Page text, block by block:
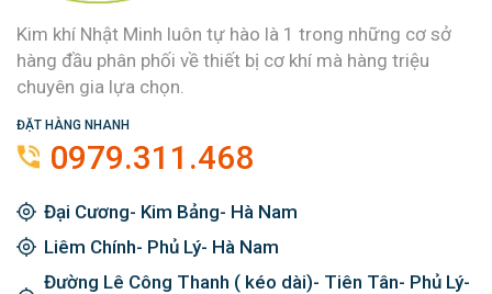
Kim khí Nhật Minh luôn tự hào là 1 trong những cơ sở
hàng đầu phân phối về thiết bị cơ khí mà hàng triệu
chuyên gia lựa chọn.
ĐẶT HÀNG NHANH
0979.311.468
Đại Cương- Kim Bảng- Hà Nam
Liêm Chính- Phủ Lý- Hà Nam
Đường Lê Công Thanh ( kéo dài)- Tiên Tân- Phủ Lý-